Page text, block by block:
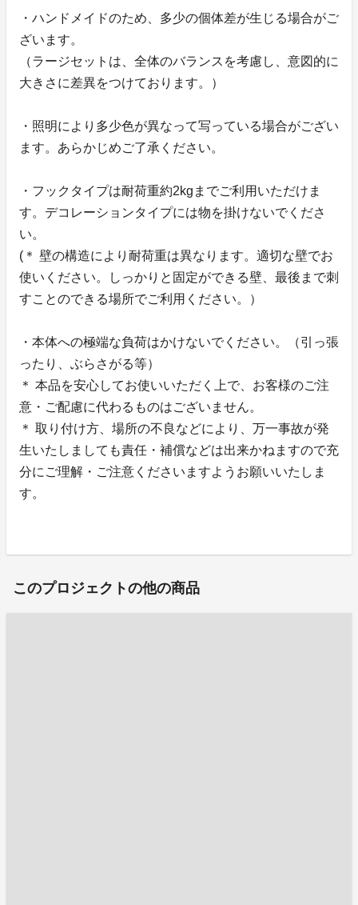
・ハンドメイドのため、多少の個体差が生じる場合がご
ざいます。
（ラージセットは、全体のバランスを考慮し、意図的に
大きさに差異をつけております。）
・照明により多少色が異なって写っている場合がござい
ます。あらかじめご了承ください。
・フックタイプは耐荷重約2kgまでご利用いただけま
す。デコレーションタイプには物を掛けないでくださ
い。
(＊ 壁の構造により耐荷重は異なります。適切な壁でお
使いください。しっかりと固定ができる壁、最後まで刺
すことのできる場所でご利用ください。）
・本体への極端な負荷はかけないでください。（引っ張
ったり、ぶらさがる等）
＊ 本品を安心してお使いいただく上で、お客様のご注
意・ご配慮に代わるものはございません。
＊ 取り付け方、場所の不良などにより、万一事故が発
生いたしましても責任・補償などは出来かねますので充
分にご理解・ご注意くださいますようお願いいたしま
す。
このプロジェクトの他の商品